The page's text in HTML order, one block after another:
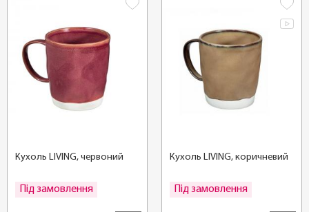
Кухоль LIVING, червоний
Під замовленняДетальніше
Кухоль LIVING, коричневий
Під замовлення